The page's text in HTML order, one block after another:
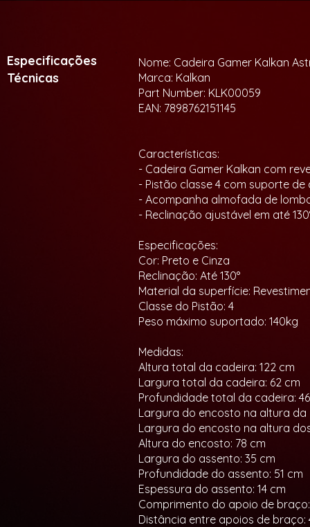
Especificações
Técnicas
Nome: Cadeira Gamer Kalkan
Marca: Kalkan
Part Number: KLK00059
EAN: 7898762151145
Características:
- Cadeira Gamer Kalkan com
- Pistão classe 4 com suporte de
- Acompanha almofada de
- Reclinação ajustável em até
Especificações:
Cor: Preto e Cinza
Reclinação: Até 130°
Material da superfície:
Classe do Pistão: 4
Peso máximo suportado: 140kg
Medidas:
Altura total da cadeira: 122 cm
Largura total da cadeira: 62 cm
Profundidade total da cadeira:
Largura do encosto na altura da
Largura do encosto na altura
Altura do encosto: 78 cm
Largura do assento: 35 cm
Profundidade do assento: 51 cm
Espessura do assento: 14 cm
Comprimento do apoio de
Distância entre apoios de braço: